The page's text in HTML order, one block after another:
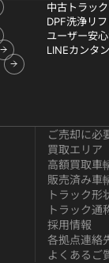
中古トラッ
DPF洗浄リ
ユーザー安
LINEカンタ
ご売却に必
買取エリア
高額買取車
販売済み車
トラック形
トラック通
採用情報
各拠点連絡
よくあるご